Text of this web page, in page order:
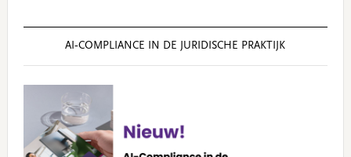
AI‑COMPLIANCE IN DE JURIDISCHE PRAKTIJK